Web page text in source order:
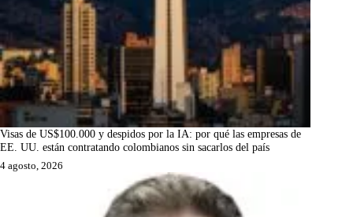
Visas de US$100.000 y despidos por la IA: por qué las empresas de
EE. UU. están contratando colombianos sin sacarlos del país
4 agosto, 2026